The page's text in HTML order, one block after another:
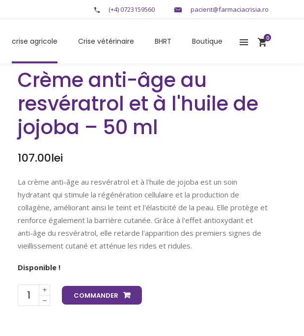
(+4) 0723159560 pacient@farmaciacrisia.ro
crise agricole Crise vétérinaire BHRT Boutique 0
Crème anti-âge au
resvératrol et à l'huile de
jojoba – 50 ml
107.00lei
La crème anti-âge au resvératrol et à l'huile de jojoba est un soin
hydratant qui stimule la régénération cellulaire et la production de
collagène, améliorant ainsi le teint et l'élasticité de la peau. Elle protège et
renforce également la barrière cutanée. Grâce à l'effet antioxydant et
anti-âge du resvératrol, elle retarde l'apparition des premiers signes de
vieillissement cutané et atténue les rides et ridules.
Disponible !
COMMANDER